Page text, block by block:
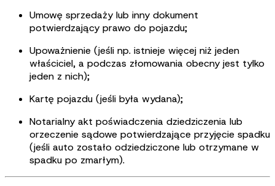
Umowę sprzedaży lub inny dokument
potwierdzający prawo do pojazdu;
Upoważnienie (jeśli np. istnieje więcej niż jeden
właściciel, a podczas złomowania obecny jest tylko
jeden z nich);
Kartę pojazdu (jeśli była wydana);
Notarialny akt poświadczenia dziedziczenia lub
orzeczenie sądowe potwierdzające przyjęcie spadku
(jeśli auto zostało odziedziczone lub otrzymane w
spadku po zmarłym).